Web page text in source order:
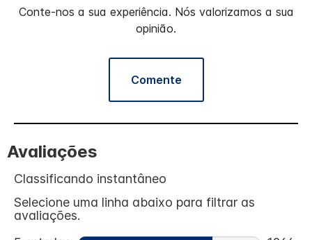
Conte-nos a sua experiência. Nós valorizamos a sua
opinião.
Comente